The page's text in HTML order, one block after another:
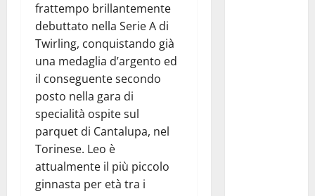
frattempo brillantemente
debuttato nella Serie A di
Twirling, conquistando già
una medaglia d’argento ed
il conseguente secondo
posto nella gara di
specialità ospite sul
parquet di Cantalupa, nel
Torinese. Leo è
attualmente il più piccolo
ginnasta per età tra i